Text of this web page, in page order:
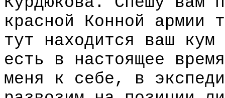
красной Конной армии
тут находится ваш
есть в настоящее
меня к себе, в